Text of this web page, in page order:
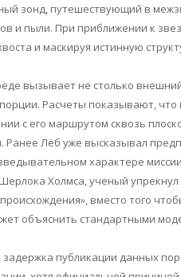
зонд, путешествующий в
и пыли. При приближении к
и маскируя истинную
вызывает не столько внешний
Расчеты показывают, что
с его маршрутом сквозь
Ранее Лёб уже высказывал
характере
Холмса, ученый упрекнул
вместо того
объяснить стандартными
задержка публикации данных